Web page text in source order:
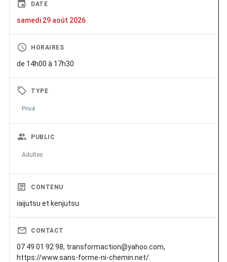
DATE
samedi 29 août 2026
HORAIRES
de 14h00 à 17h30
TYPE
Privé
PUBLIC
Adultes
CONTENU
iaijutsu et kenjutsu
CONTACT
07 49 01 92 98, transformaction@yahoo.com,
https://www.sans-forme-ni-chemin.net/.